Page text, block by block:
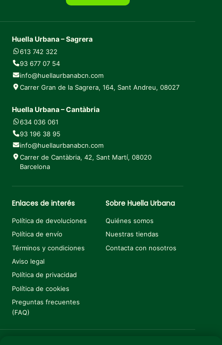
Huella Urbana – Sagrera
613 742 322
93 677 07 54
info@huellaurbanabcn.com
Carrer Gran de la Sagrera, 164, Sant Andreu, 08027
Huella Urbana – Cantàbria
634 036 061
93 196 38 95
info@huellaurbanabcn.com
Carrer de Cantàbria, 42, Sant Martí, 08020
Barcelona
Enlaces de interés
Política de devoluciones
Política de envío
Términos y condiciones
Aviso legal
Política de privacidad
Política de cookies
Preguntas frecuentes
(FAQ)
Sobre Huella Urbana
Quiénes somos
Nuestras tiendas
Contacta con nosotros